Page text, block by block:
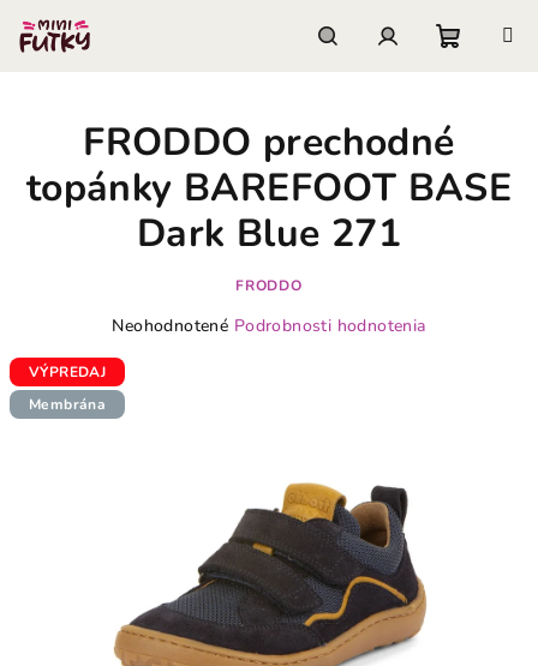
obsah
košík
FRODDO prechodné
topánky BAREFOOT BASE
Dark Blue 271
FRODDO
Priemerné
produktu
je
0,0
Neohodnotené Podrobnosti hodnotenia
VÝPREDAJ
Membrána